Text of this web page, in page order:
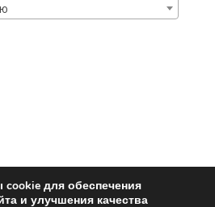
для обеспечения
и улучшения качества